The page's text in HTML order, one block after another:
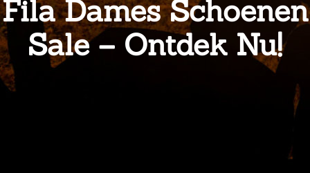
Fila Dames Schoenen
Sale – Ontdek Nu!